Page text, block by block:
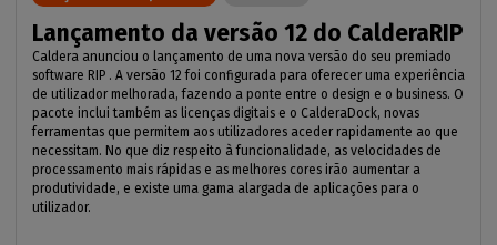
Lançamento da versão 12 do CalderaRIP
Caldera anunciou o lançamento de uma nova versão do seu premiado
software RIP . A versão 12 foi configurada para oferecer uma experiência
de utilizador melhorada, fazendo a ponte entre o design e o business. O
pacote inclui também as licenças digitais e o CalderaDock, novas
ferramentas que permitem aos utilizadores aceder rapidamente ao que
necessitam. No que diz respeito à funcionalidade, as velocidades de
processamento mais rápidas e as melhores cores irão aumentar a
produtividade, e existe uma gama alargada de aplicações para o
utilizador.